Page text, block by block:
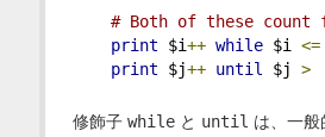
# Both of these count
print $i++ while $i <=
print $j++ until $j >
修飾子 whileと until は、一般